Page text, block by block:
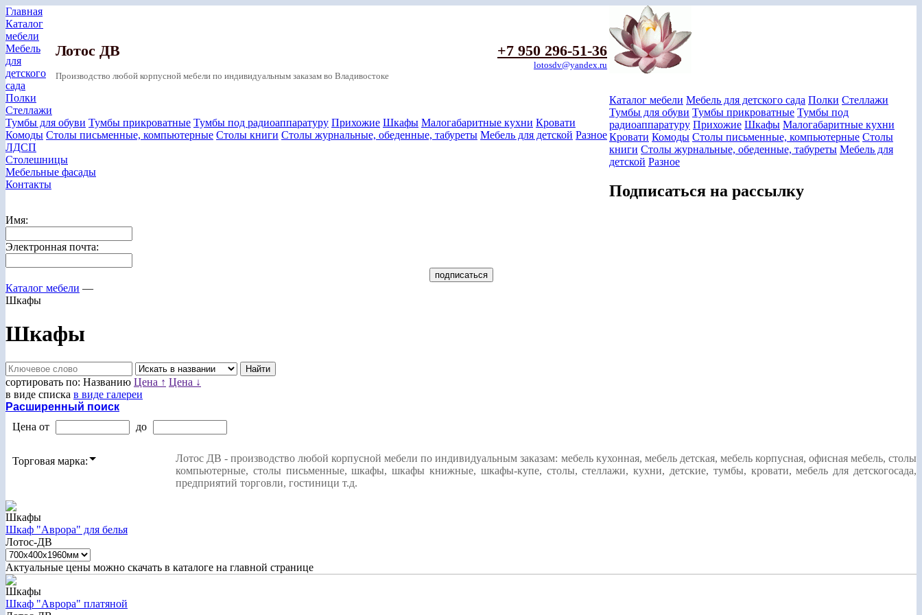
Лотос ДВ
Производство любой корпусной мебели по индивидуальным заказам во Владивостоке
+7 950 296-51-36
lotosdv@yandex.ru
Главная
Каталог
мебели
Мебель
для
детского
сада
Полки
Стеллажи
Тумбы для обуви Тумбы прикроватные Тумбы под радиоаппаратуру Прихожие Шкафы Малогабаритные кухни Кровати
Комоды Столы письменные, компьютерные Столы книги Столы журнальные, обеденные, табуреты Мебель для детской Разное
ЛДСП
Столешницы
Мебельные фасады
Контакты
Каталог мебели Мебель для детского сада Полки Стеллажи
Тумбы для обуви Тумбы прикроватные Тумбы под
радиоаппаратуру Прихожие Шкафы Малогабаритные кухни
Кровати Комоды Столы письменные, компьютерные Столы
книги Столы журнальные, обеденные, табуреты Мебель для
детской Разное
Подписаться на рассылку
Имя:
Электронная почта:
Каталог мебели —
Шкафы
Шкафы
сортировать по: Названию Цена ↑ Цена ↓
в виде списка в виде галереи
Расширенный поиск
Цена от
до
Торговая марка:
Лотос ДВ - производство любой корпусной мебели по индивидуальным заказам: мебель кухонная, мебель детская, мебель корпусная, офисная мебель, столы
компьютерные, столы письменные, шкафы, шкафы книжные, шкафы-купе, столы, стеллажи, кухни, детские, тумбы, кровати, мебель для детскогосада,
предприятий торговли, гостиници т.д.
Шкафы
Шкаф "Аврора" для белья
Лотос-ДВ
Актуальные цены можно скачать в каталоге на главной странице
Шкафы
Шкаф "Аврора" платяной